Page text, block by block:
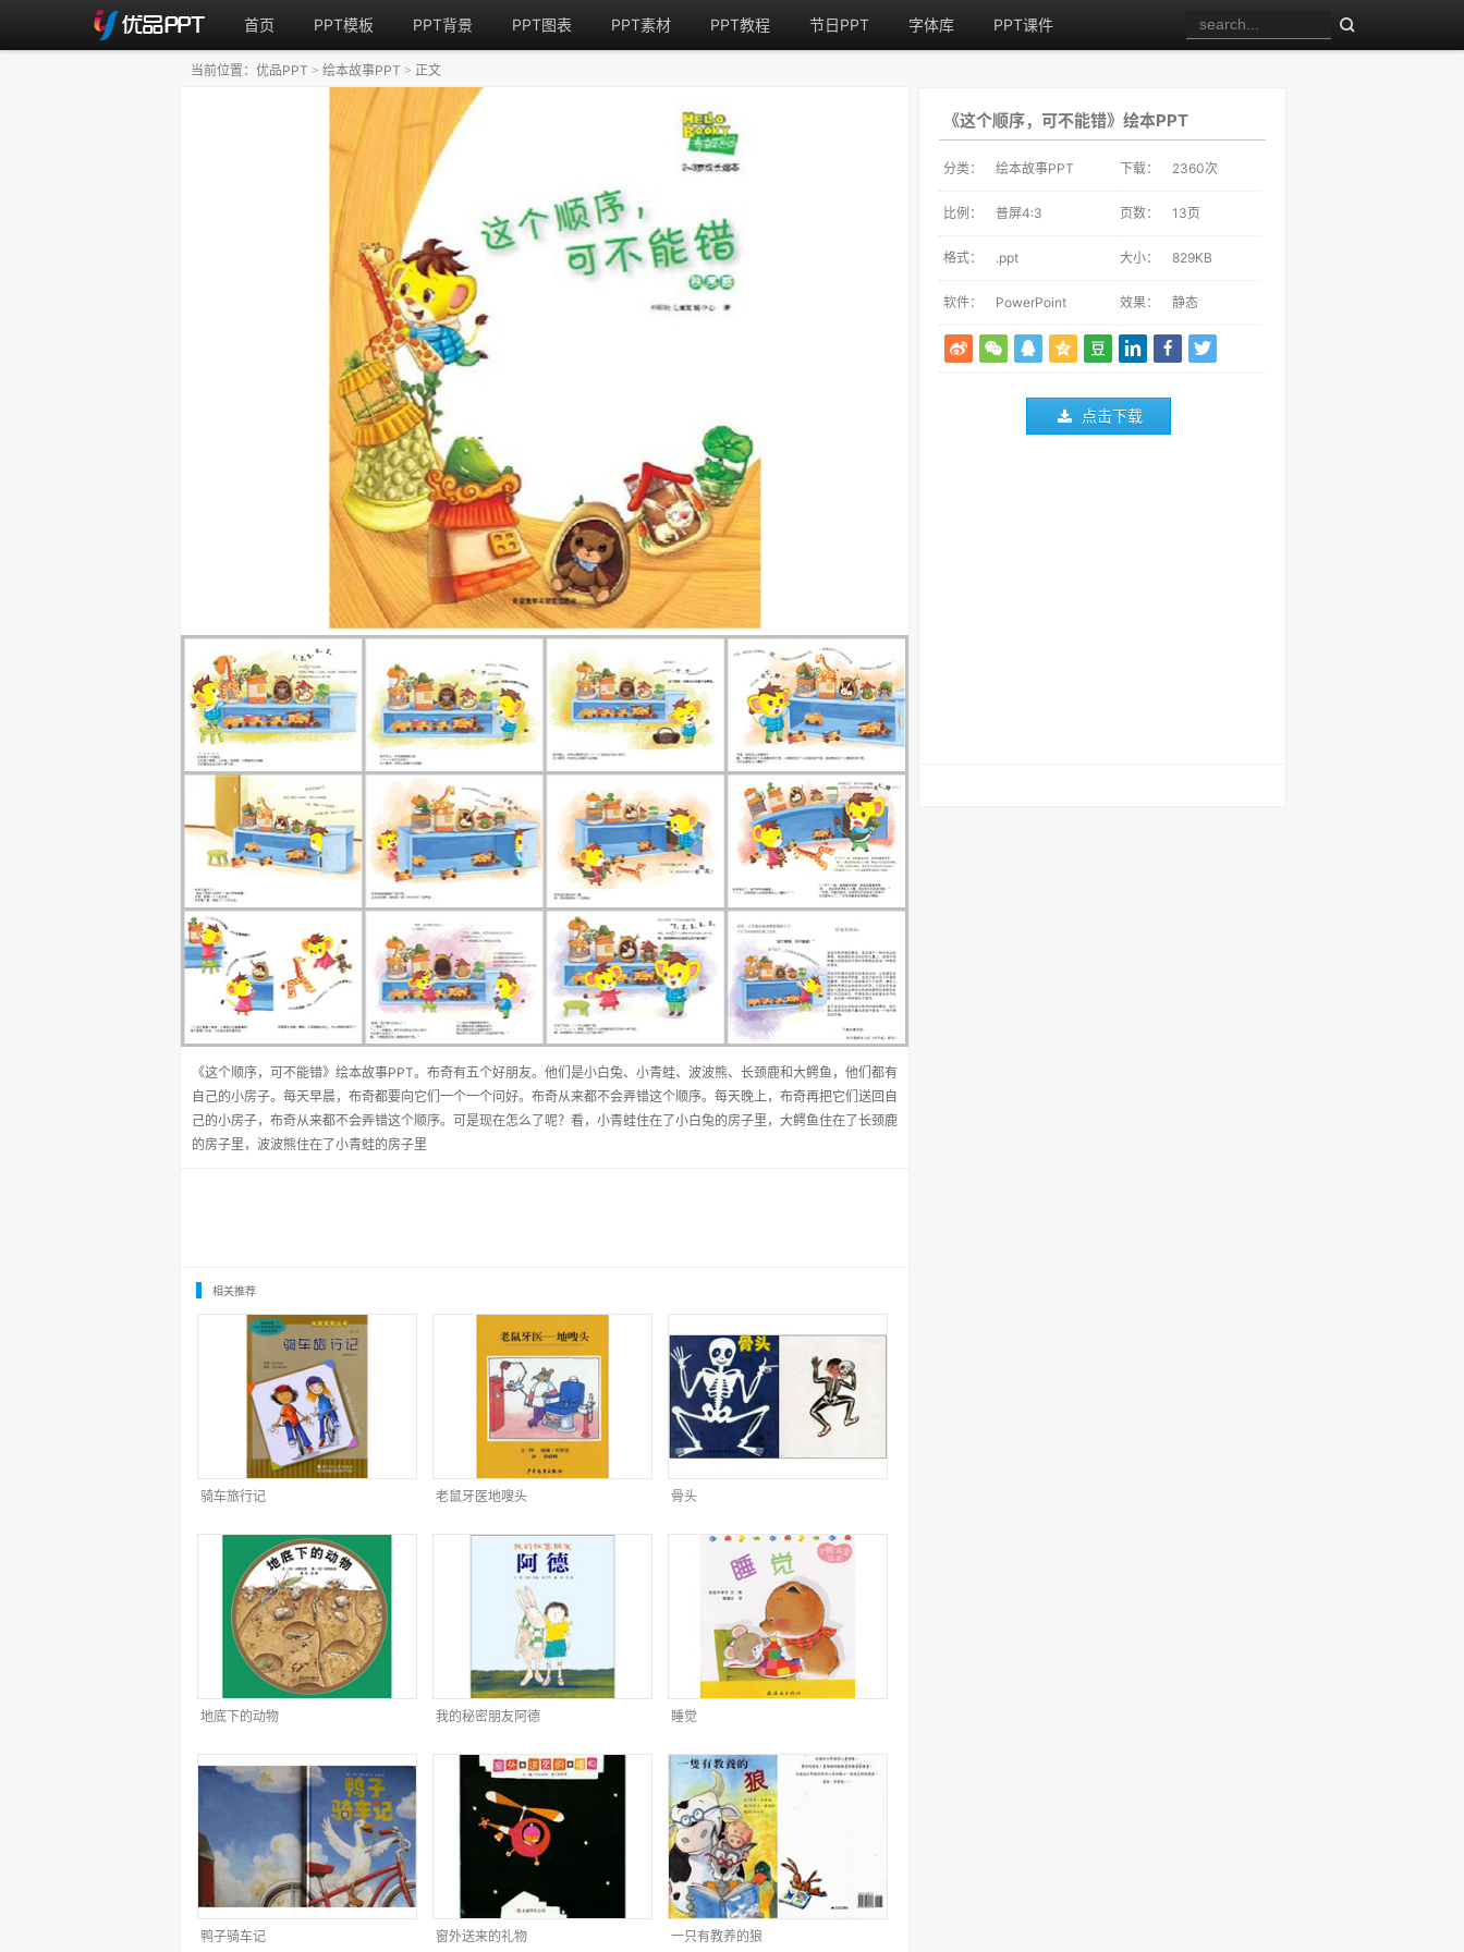
首页 PPT模板 PPT背景 PPT图表 PPT素材 PPT教程 节日PPT 字体库 PPT课件
《这个顺序，可不能错》绘本PPT
分类： 绘本故事PPT 下载： 2360次
比例： 普屏4:3 页数： 13页
格式： .ppt 大小： 829KB
软件： PowerPoint 效果： 静态
点击下载
《这个顺序，可不能错》绘本故事PPT。布奇有五个好朋友。他们是小白兔、小青蛙、波波熊、长颈鹿和大鳄鱼，他们都有
自己的小房子。每天早晨，布奇都要向它们一个一个问好。布奇从来都不会弄错这个顺序。每天晚上，布奇再把它们送回自
己的小房子，布奇从来都不会弄错这个顺序。可是现在怎么了呢？看，小青蛙住在了小白兔的房子里，大鳄鱼住在了长颈鹿
的房子里，波波熊住在了小青蛙的房子里
当前位置： 优品PPT > 绘本故事PPT > 正文
相关推荐
骑车旅行记 老鼠牙医地嗖头 骨头
地底下的动物 我的秘密朋友阿德 睡觉
鸭子骑车记 窗外送来的礼物 一只有教养的狼